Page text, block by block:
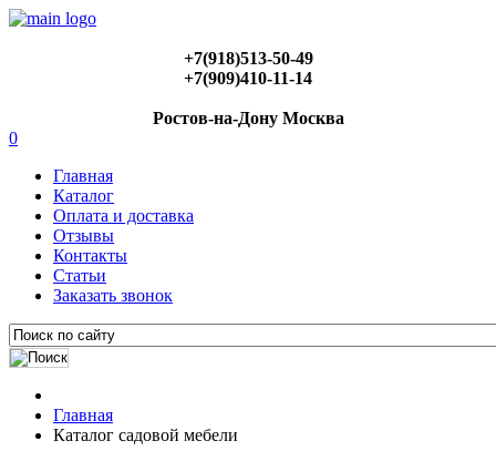
+7(918)513-50-49
+7(909)410-11-14
Ростов-на-Дону Москва
0
Главная
Каталог
Оплата и доставка
Отзывы
Контакты
Статьи
Заказать звонок
Главная
Каталог садовой мебели